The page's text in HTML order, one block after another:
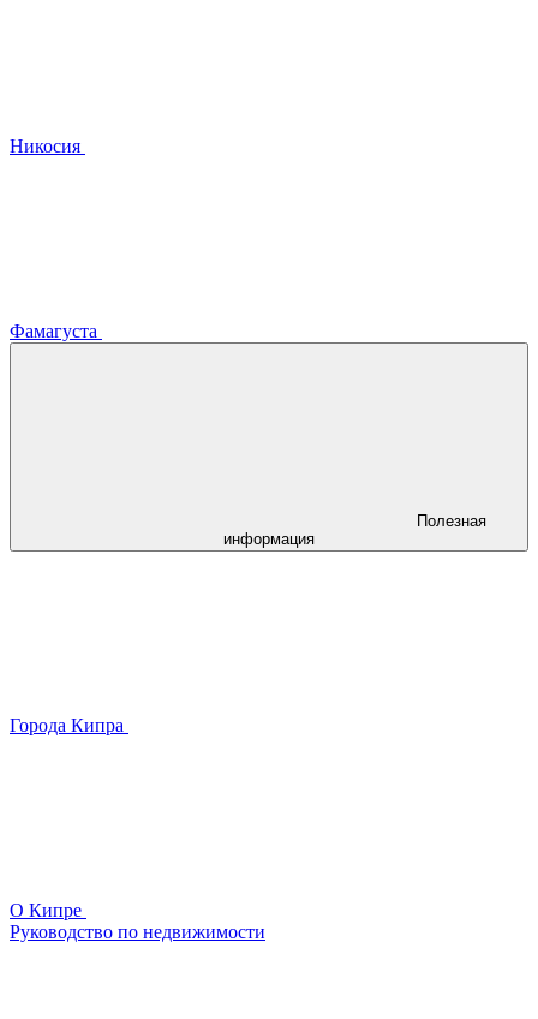
Никосия
Фамагуста
Полезная
информация
Города Кипра
О Кипре
Руководство по недвижимости